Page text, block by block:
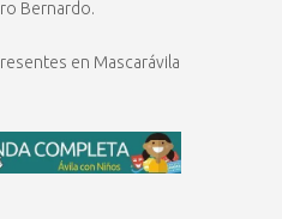
Bernardo.
en Mascarávila